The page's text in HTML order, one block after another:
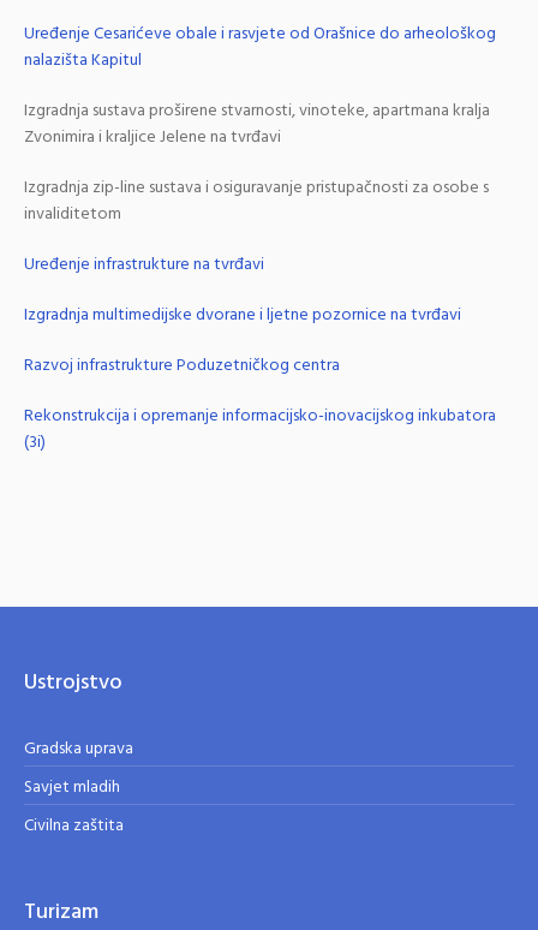
Uređenje Cesarićeve obale i rasvjete od Orašnice do arheološkog
nalazišta Kapitul
Izgradnja sustava proširene stvarnosti, vinoteke, apartmana kralja
Zvonimira i kraljice Jelene na tvrđavi
Izgradnja zip-line sustava i osiguravanje pristupačnosti za osobe s
invaliditetom
Uređenje infrastrukture na tvrđavi
Izgradnja multimedijske dvorane i ljetne pozornice na tvrđavi
Razvoj infrastrukture Poduzetničkog centra
Rekonstrukcija i opremanje informacijsko-inovacijskog inkubatora
(3i)
Ustrojstvo
Gradska uprava
Savjet mladih
Civilna zaštita
Turizam